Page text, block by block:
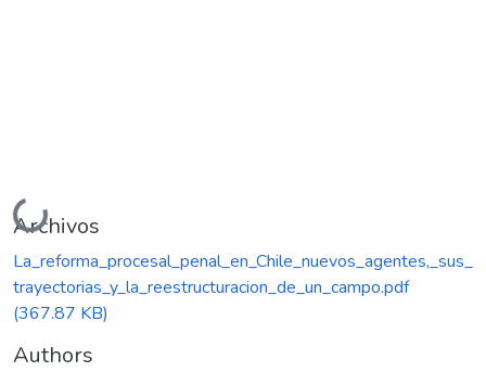
Cargando...
Archivos
La_reforma_procesal_penal_en_Chile_nuevos_agentes,_sus_
trayectorias_y_la_reestructuracion_de_un_campo.pdf
(367.87 KB)
Authors